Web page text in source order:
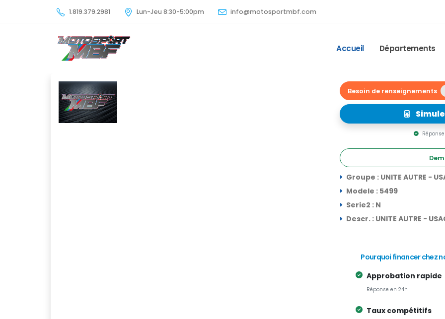
1.819.379.2981 Lun-Jeu 8:30-5:00pm info@motosportmbf.com
Accueil Départements
Besoin de renseignements
Groupe : UNITE AUTRE -
Modele : 5499
Serie2 : N
Descr. : UNITE AUTRE -
Pourquoi financer chez
Approbation rapide
Réponse en 24h
Taux compétitifs